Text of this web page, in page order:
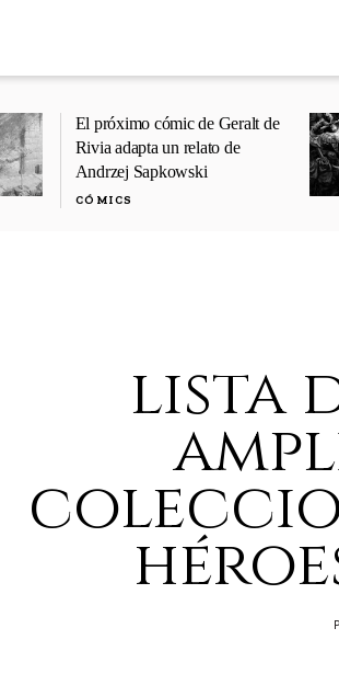
El próximo cómic de Geralt de
Rivia adapta un relato de
Andrzej Sapkowski
CÓMICS
lista